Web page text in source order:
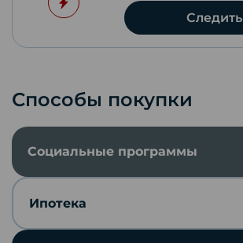
Следить
Скопировать ссылку
Отправить по почте
Способы покупки
Социальные программы
Ипотека